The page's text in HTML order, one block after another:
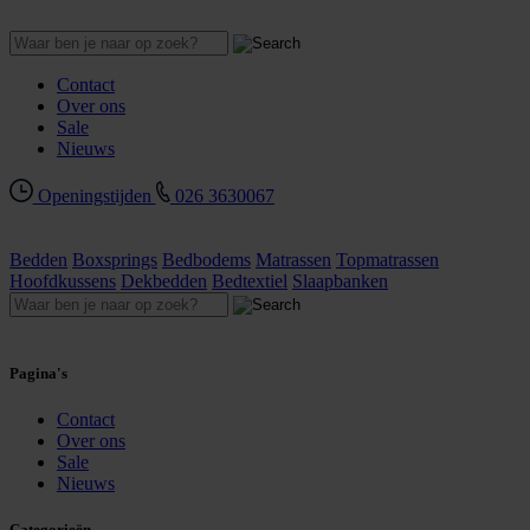
Contact
Over ons
Sale
Nieuws
Openingstijden 026 3630067
Bedden Boxsprings Bedbodems Matrassen Topmatrassen
Hoofdkussens Dekbedden Bedtextiel Slaapbanken
Pagina's
Contact
Over ons
Sale
Nieuws